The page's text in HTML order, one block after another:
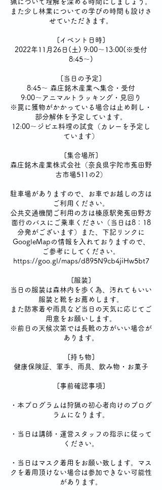
猟について理解を深める時間にしましょう。
また少し林業についての学びの時間も設けさ
せていただきます。
[イベント日時]
2022年11月26日(土) 9:00〜13:00(※受付
8:45〜)
[当日の予定]
8:45〜 森庄銘木産業へ集合・受付
9:00〜アニマルトラッキング・見回り
※罠に獲物がかかっている場合は止め刺し・
部分解体を予定しています。
12:00〜ジビエ料理の試食（カレーを予定し
ています）
[集合場所]
森庄銘木産業株式会社（奈良県宇陀市菟田野
古市場511の2）
駐車場がありますので、お車でお越しの方は
ご利用ください。
公共交通機関ご利用の方は榛原駅発菟田野方
面行のバスにご乗車ください（当日は8：18
分発がございます）また、下記リンクに
GoogleMapの情報を入れておりますので、
ご参考にしてください。
https://goo.gl/maps/d895N9cb4jiHw5bt7
[服装]
当日の服装は森林内を歩く為、汚れてもいい
服装と靴をお薦めします。
また防寒着や雨具など当日の天気に応じてご
用意をお願いします。
※前日の天候次第では長靴の方がいい場合が
あります。
[持ち物]
健康保険証、軍手、雨具、飲み物・お菓子
[事前確認事項]
・本プログラムは狩猟の初心者向けのプログ
ラムになります。
・当日は講師・運営スタッフの指示に従って
ください。
・当日はマスク着用をお願い致します。マス
クを着用頂けない場合は参加できない可能性
があります。